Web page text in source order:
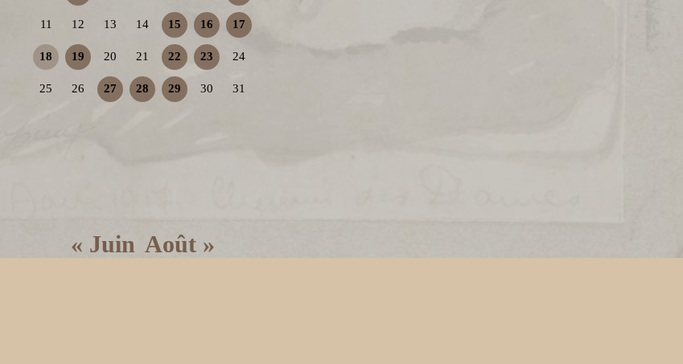
11 12 13 14 15 16 17
18 19 20 21 22 23 24
25 26 27 28 29 30 31
« Juin Août »